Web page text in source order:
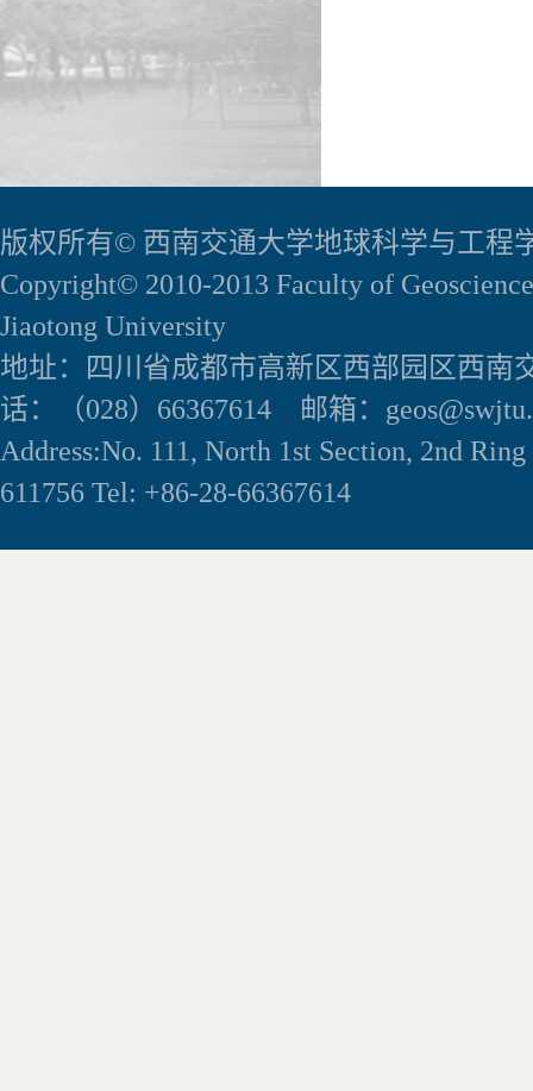
版权所有© 西南交通大学地球科学与工程
Copyright© 2010-2013 Faculty of
Jiaotong University
地址：四川省成都市高新区西部园区
话：（028）66367614 邮箱：
Address:No. 111, North 1st Section, 2nd
611756 Tel: +86-28-66367614